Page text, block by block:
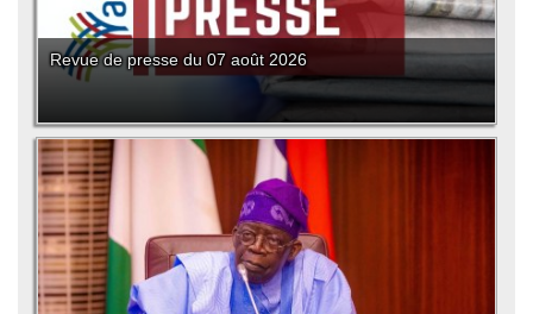
Revue de presse du 07 août 2026